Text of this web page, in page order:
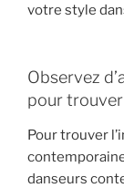
votre style
Observez
pour trouver
Pour trouver
danseurs